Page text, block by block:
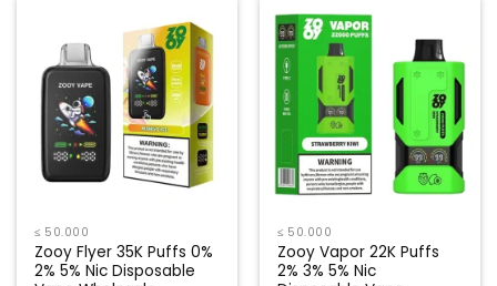
≤ 50.000
Zooy Flyer 35K Puffs 0%
2% 5% Nic Disposable
≤ 50.000
Zooy Vapor 22K Puffs
2% 3% 5% Nic